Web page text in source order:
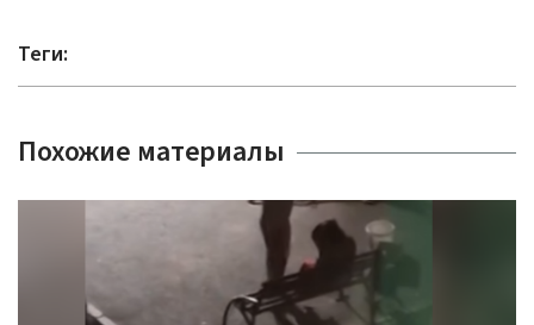
Теги:
Похожие материалы